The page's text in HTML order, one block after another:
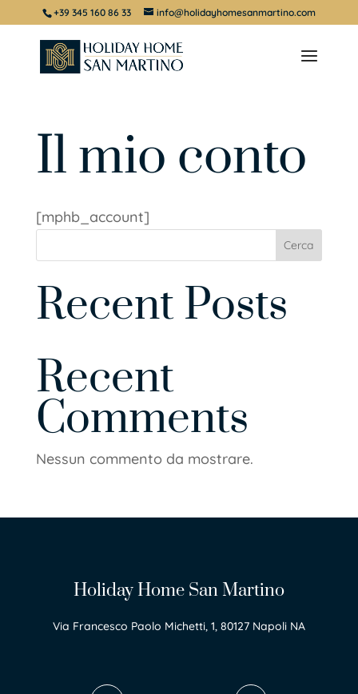
+39 345 160 86 33 info@holidayhomesanmartino.com
Il mio conto
[mphb_account]
Cerca
Recent Posts
Recent
Comments
Nessun commento da mostrare.
Holiday Home San Martino
Via Francesco Paolo Michetti, 1, 80127 Napoli NA